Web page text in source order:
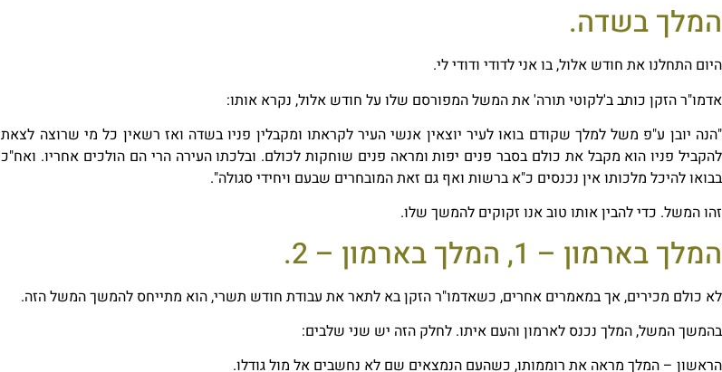
המלך בשדה.
היום התחלנו את חודש אלול, בואנילדודי ודודילי.
אדמו"ר הזקן כותב ב'לקוטי תורה' אתהמשל המפורסם שלו על חודש אלול, נקרא אותו:
"הנה יובן ע"פ משל למלך שקודם בואו לעיר יוצאין אנשי העיר לקראתו ומקבלין פניו בשדה ואז רשאין כל מי שרוצה לצאת
להקביל פניו הוא מקבל את כולם בסבר פנים יפות ומראה פנים שוחקות לכולם. ובלכתו העירה הרי הם הולכים אחריו. ואח"כ
בבואו להיכל מלכותו אין נכנסים כ"א ברשות ואף גם זאת המובחרים שבעם ויחידי סגולה".
זהו המשל. כדי להבין אותו טוב אנו זקוקים להמשך שלו.
המלך בארמון – 1, המלך בארמון – 2.
לא כולם מכירים, אך במאמרים אחרים, כשאדמו"ר הזקן בא לתאר את עבודת חודש תשרי, הוא מתייחס להמשך המשלהזה.
בהמשך המשל, המלך נכנס לארמון והעם איתו. לחלק הזה יש שני שלבים:
הראשון – המלך מראה את רוממותו, כשהעם הנמצאים שם לא נחשבים אל מול גודלו.